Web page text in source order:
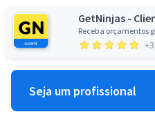
GetNinjas -
Receba orçamentos
Seja um profissional